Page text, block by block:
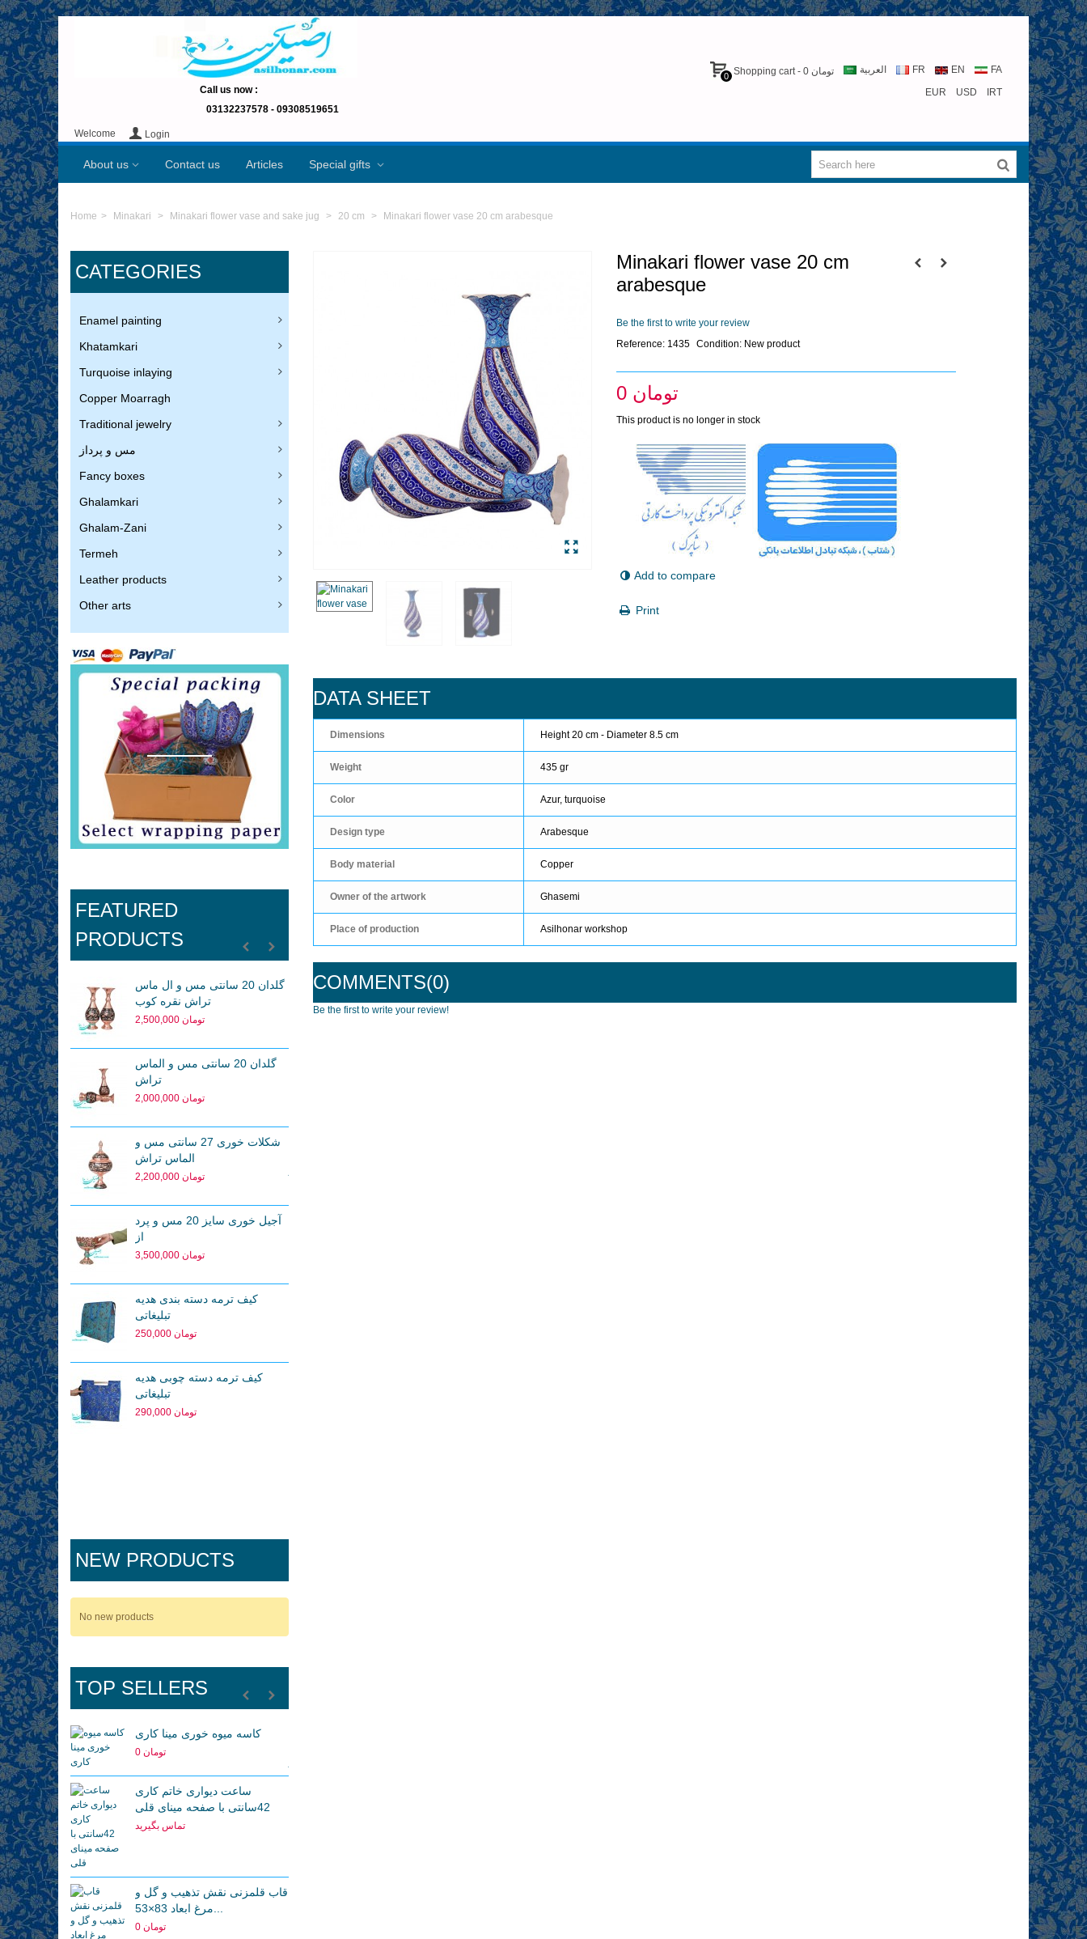
Call us now :
03132237578 -09308519651
Welcome Login
FA
EN
FR العربية
0 Shopping cart -
0 تومان
IRT
USD
EUR
About us Contact us Articles Special gifts
Home > Minakari > Minakari flower vase and sake jug > 20 cm > Minakari flower vase 20 cm arabesque
CATEGORIES
Enamel painting
Khatamkari
Turquoise inlaying
Copper Moarragh
Traditional jewelry
مس و پرداز
Fancy boxes
Ghalamkari
Ghalam-Zani
Termeh
Leather products
Other arts
FEATURED
PRODUCTS
گلدان 20 سانتی مس و ال ماس
تراش نقره کوب
2,500,000 تومان
گلدان 20 سانتی مس و الماس
تراش
2,000,000 تومان
شکلات خوری 27 سانتی مس و
الماس تراش
2,200,000 تومان
آجیل خوری سایز 20 مس و پرد
از
3,500,000 تومان
کیف ترمه دسته بندی هدیه
تبلیغاتی
250,000 تومان
کیف ترمه دسته چوبی هدیه
تبلیغاتی
290,000 تومان
بشقاب 30 سانتی مینا کاری
2,200,000 تومان
NEW PRODUCTS
No new products
TOP SELLERS
کاسه میوه خوری مینا کاری
0 تومان
ساعت دیواری خاتم کاری
42سانتی با صفحه مینای قلی
تماس بگیرید
قاب قلمزنی نقش تذهیب و گل و
0 تومان
Minakari flower vase 20 cm
arabesque
Be the first to write your review
Reference: 1435 Condition: New product
0 تومان
This product is no longer in stock
Add to compare
Print
DATA SHEET
Dimensions Height 20 cm - Diameter 8.5 cm
Weight 435 gr
Color Azur, turquoise
Design type Arabesque
Body material Copper
Owner of the artwork Ghasemi
Place of production Asilhonar workshop
COMMENTS(0)
Be the first to write your review!